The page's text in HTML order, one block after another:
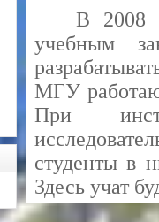
В 2008
учебным
МГУ
При
студенты в
Здесь учат